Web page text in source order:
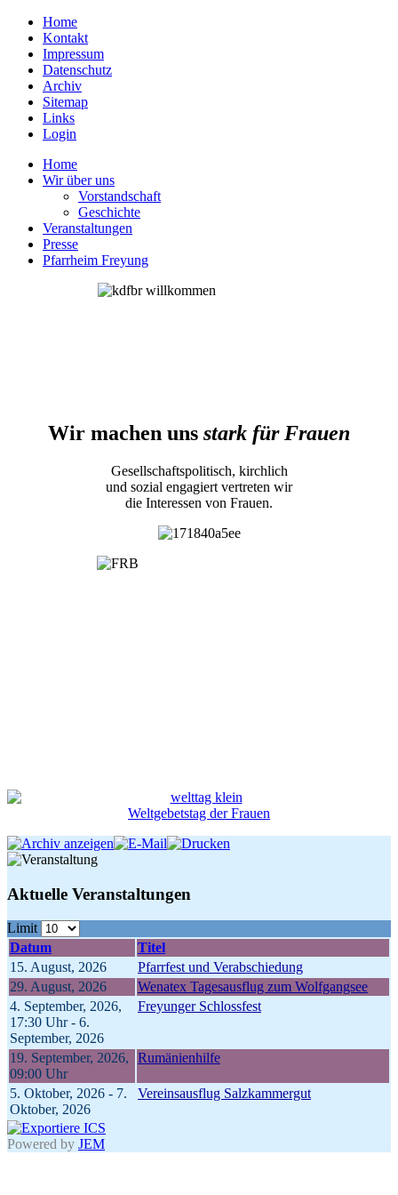
Home
Kontakt
Impressum
Datenschutz
Archiv
Sitemap
Links
Login
Home
Wir über uns
Vorstandschaft
Geschichte
Veranstaltungen
Presse
Pfarrheim Freyung
Wir machen uns stark für Frauen
Gesellschaftspolitisch, kirchlich
und sozial engagiert vertreten wir
die Interessen von Frauen.
Weltgebetstag der Frauen
Aktuelle Veranstaltungen
Limit
Datum
Titel
15. August, 2026
Pfarrfest und Verabschiedung
29. August, 2026
Wenatex Tagesausflug zum Wolfgangsee
4. September, 2026,
17:30 Uhr- 6.
September, 2026
Freyunger Schlossfest
19. September, 2026,
09:00 Uhr
Rumänienhilfe
5. Oktober, 2026 - 7.
Oktober, 2026
Vereinsausflug Salzkammergut
Powered by JEM